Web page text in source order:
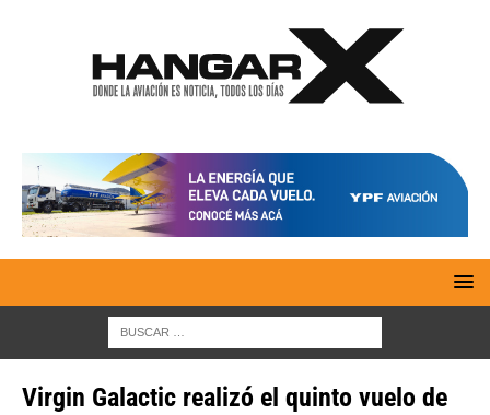
Virgin Galactic realizó el quinto vuelo de